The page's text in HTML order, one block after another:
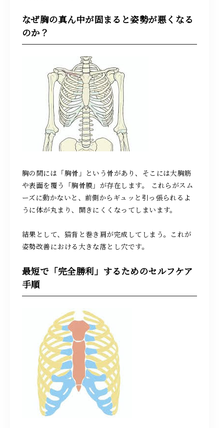
なぜ胸の真ん中が固まると姿勢が悪くなる
のか？
胸の間には「胸骨」という骨があり、そこには大胸筋
や表面を覆う「胸骨膜」が存在します。 これらがスム
ーズに動かないと、前側からギュッと引っ張られるよ
うに体が丸まり、開きにくくなってしまいます。
結果として、猫背と巻き肩が完成してしまう。これが
姿勢改善における大きな落とし穴です。
最短で「完全勝利」するためのセルフケア
手順